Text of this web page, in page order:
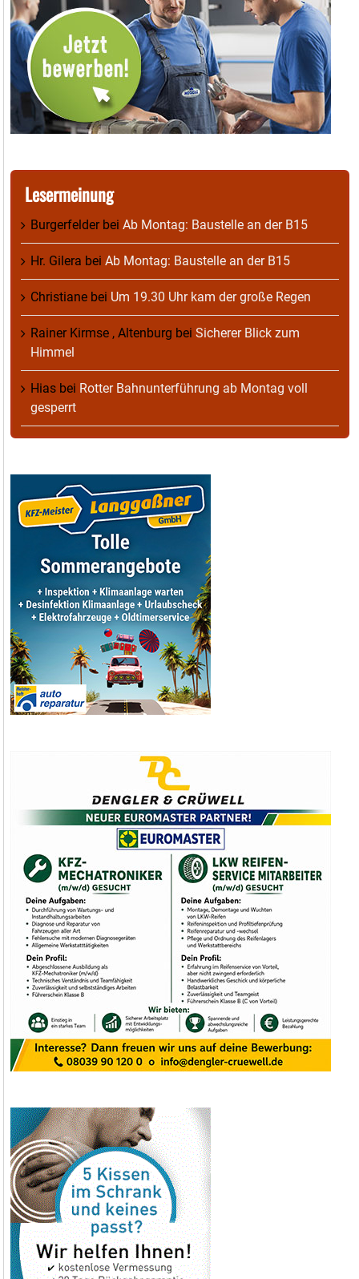
Lesermeinung
Burgerfelderbei Ab Montag: Baustelle an der B15
Hr. Gilera bei Ab Montag: Baustelle an der B15
Christiane bei Um 19.30 Uhr kam der große Regen
Rainer Kirmse , Altenburg bei Sicherer Blick zum
Himmel
Hias bei Rotter Bahnunterführung ab Montag voll
gesperrt